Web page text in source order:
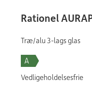
Rationel
Træ/alu 3-lags glas
Vedligeholdelsesfrie